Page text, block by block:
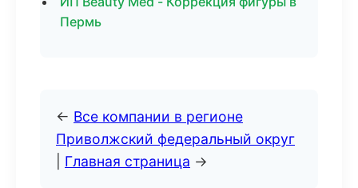
Пермь
← Все компании в регионе
Приволжский федеральный округ
Главная страница →